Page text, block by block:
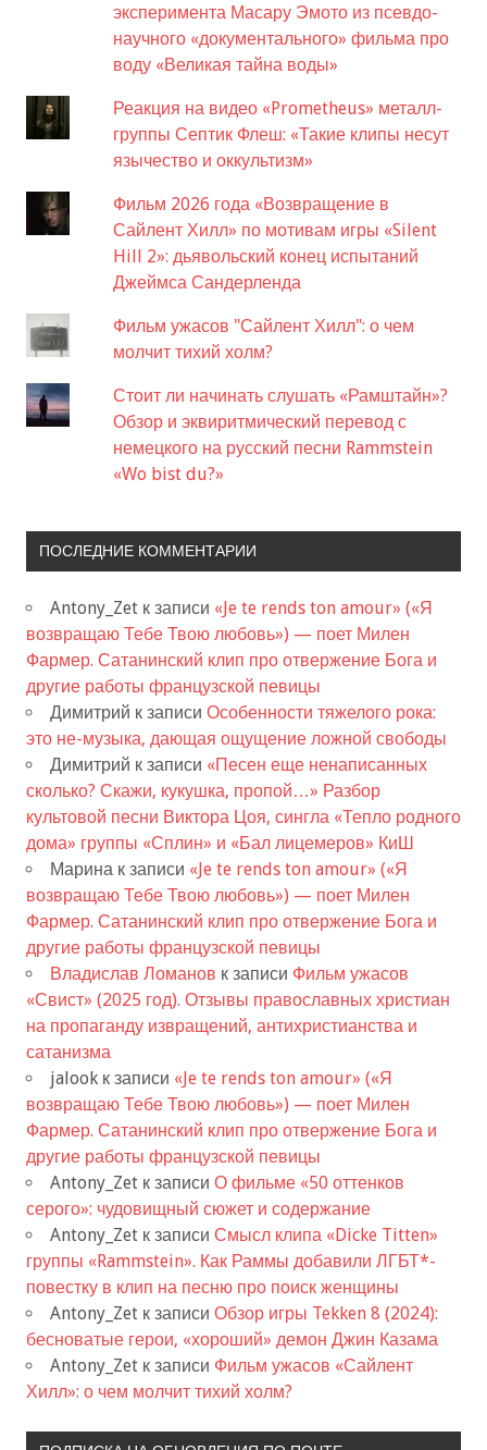
эксперимента Масару Эмото из псевдо-
научного «документального» фильма про
воду «Великая тайна воды»
Реакция на видео «Prometheus» металл-
группы Септик Флеш: «Такие клипы несут
язычество и оккультизм»
Фильм 2026 года «Возвращение в
Сайлент Хилл» по мотивам игры «Silent
Hill 2»: дьявольский конец испытаний
Джеймса Сандерленда
Фильм ужасов "Сайлент Хилл": о чем
молчит тихий холм?
Стоит ли начинать слушать «Рамштайн»?
Обзор и эквиритмический перевод с
немецкого на русский песни Rammstein
«Wo bist du?»
ПОСЛЕДНИЕ КОММЕНТАРИИ
Antony_Zet к записи «Je te rends ton amour» («Я
возвращаю Тебе Твою любовь») — поет Милен
Фармер. Сатанинский клип про отвержение Бога и
другие работы французской певицы
Димитрий к записи Особенности тяжелого рока:
это не-музыка, дающая ощущение ложной свободы
Димитрий к записи «Песен еще ненаписанных
сколько? Скажи, кукушка, пропой…» Разбор
культовой песни Виктора Цоя, сингла «Тепло родного
дома» группы «Сплин» и «Бал лицемеров» КиШ
Марина к записи «Je te rends ton amour» («Я
возвращаю Тебе Твою любовь») — поет Милен
Фармер. Сатанинский клип про отвержение Бога и
другие работы французской певицы
Владислав Ломанов к записи Фильм ужасов
«Свист» (2025 год). Отзывы православных христиан
на пропаганду извращений, антихристианства и
сатанизма
jalook к записи «Je te rends ton amour» («Я
возвращаю Тебе Твою любовь») — поет Милен
Фармер. Сатанинский клип про отвержение Бога и
другие работы французской певицы
Antony_Zet к записи О фильме «50 оттенков
серого»: чудовищный сюжет и содержание
Antony_Zet к записи Смысл клипа «Dicke Titten»
группы «Rammstein». Как Раммы добавили ЛГБТ*-
повестку в клип на песню про поиск женщины
Antony_Zet к записи Обзор игры Tekken 8 (2024):
бесноватые герои, «хороший» демон Джин Казама
Antony_Zet к записи Фильм ужасов «Сайлент
Хилл»: о чем молчит тихий холм?